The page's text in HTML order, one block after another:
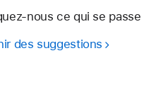
nous ce qui se
des suggestions